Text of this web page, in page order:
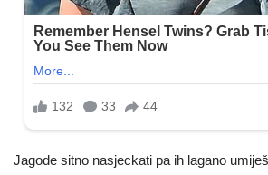
Jagode sitno nasjeckati pa ih lagano